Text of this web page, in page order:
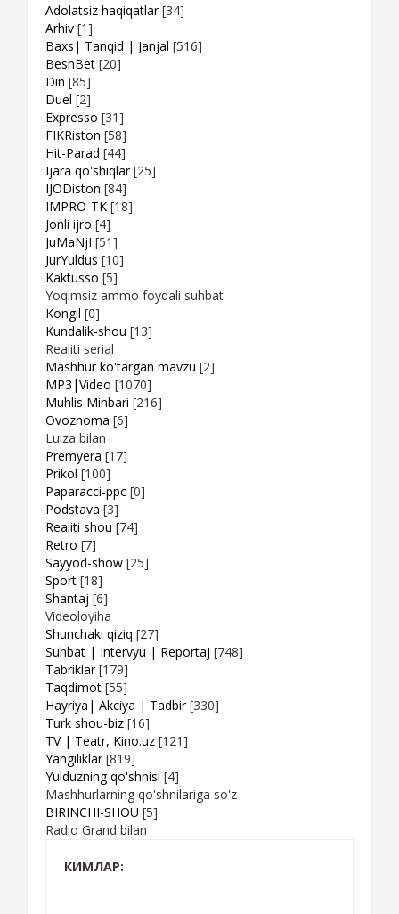
Adolatsiz haqiqatlar [34]
Arhiv [1]
Baxs| Tanqid | Janjal [516]
BeshBet [20]
Din [85]
Duel [2]
Expresso [31]
FIKRiston [58]
Hit-Parad [44]
Ijara qo'shiqlar [25]
IJODiston [84]
IMPRO-TK [18]
Jonli ijro [4]
JuMaNjI [51]
JurYuldus [10]
Kaktusso [5]
Yoqimsiz ammo foydali suhbat
Kongil [0]
Kundalik-shou [13]
Realiti serial
Mashhur ko'targan mavzu [2]
MP3|Video [1070]
Muhlis Minbari [216]
Ovoznoma [6]
Luiza bilan
Premyera [17]
Prikol [100]
Paparacci-ppc [0]
Podstava [3]
Realiti shou [74]
Retro [7]
Sayyod-show [25]
Sport [18]
Shantaj [6]
Videoloyiha
Shunchaki qiziq [27]
Suhbat | Intervyu | Reportaj [748]
Tabriklar [179]
Taqdimot [55]
Hayriya| Akciya | Tadbir [330]
Turk shou-biz [16]
TV | Teatr, Kino.uz [121]
Yangiliklar [819]
Yulduzning qo'shnisi [4]
Mashhurlarning qo'shnilariga so'z
BIRINCHI-SHOU [5]
Radio Grand bilan
КИМЛАР: